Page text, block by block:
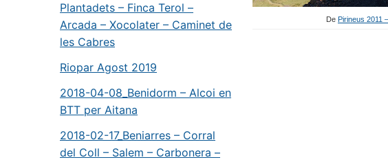
Plantadets – Finca Terol –
Arcada – Xocolater – Caminet de
les Cabres
Riopar Agost 2019
2018-04-08_Benidorm – Alcoi en
BTT per Aitana
2018-02-17_Beniarres – Corral
del Coll – Salem – Carbonera –
De Pirineus 2011